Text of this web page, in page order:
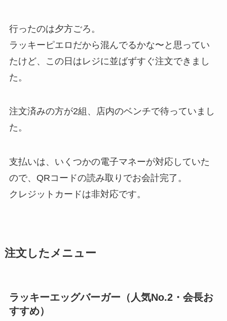
行ったのは夕方ごろ。
ラッキーピエロだから混んでるかな〜と思ってい
たけど、この日はレジに並ばずすぐ注文できまし
た。
注文済みの方が2組、店内のベンチで待っていまし
た。
支払いは、いくつかの電子マネーが対応していた
ので、QRコードの読み取りでお会計完了。
クレジットカードは非対応です。
注文したメニュー
ラッキーエッグバーガー（人気No.2・会長お
すすめ）